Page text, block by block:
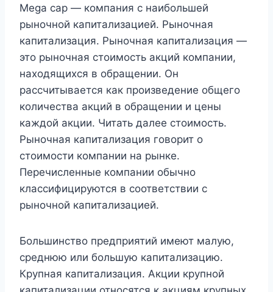
Mega cap — компания с наибольшей
рыночной капитализацией. Рыночная
капитализация. Рыночная капитализация —
это рыночная стоимость акций компании,
находящихся в обращении. Он
рассчитывается как произведение общего
количества акций в обращении и цены
каждой акции. Читать далее стоимость.
Рыночная капитализация говорит о
стоимости компании на рынке.
Перечисленные компании обычно
классифицируются в соответствии с
рыночной капитализацией.
Большинство предприятий имеют малую,
среднюю или большую капитализацию.
Крупная капитализация. Акции крупной